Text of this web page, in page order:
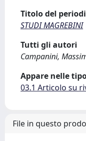
Titolo del
STUDI MAGREBINI
Tutti gli autori
Campanini,
Appare nelle
03.1 Articolo su
File in questo